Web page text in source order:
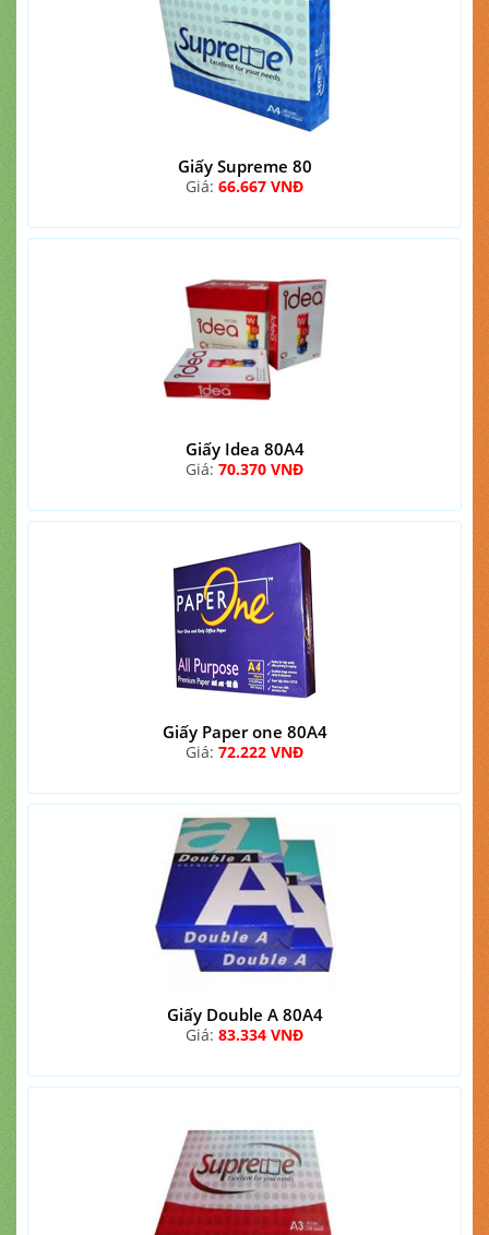
Giấy Supreme 80
Giá: 66.667 VNĐ
Giấy Idea 80A4
Giá: 70.370 VNĐ
Giấy Paper one 80A4
Giá: 72.222 VNĐ
Giấy Double A 80A4
Giá: 83.334 VNĐ